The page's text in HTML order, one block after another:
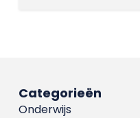
Categorieën
Onderwijs